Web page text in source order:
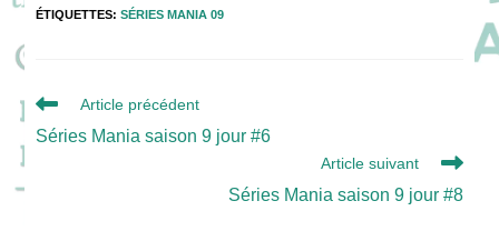
ÉTIQUETTES:SÉRIES MANIA 09
Read
articles
Article précédent
Séries Mania saison 9 jour #6
Article suivant
Séries Mania saison 9 jour #8